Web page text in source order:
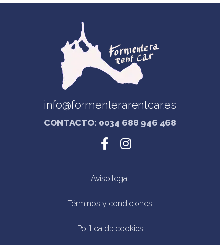
info@formenterarentcar.es
CONTACTO: 0034 688 946 468
Aviso legal
Términos y condiciones
Política de cookies